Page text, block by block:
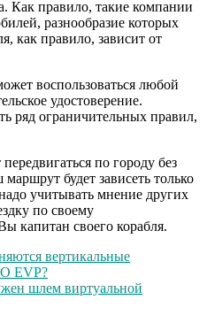
Как правило, такие компании
разнообразие которых
как правило, зависит от
воспользоваться любой
удостоверение.
ряд ограничительных правил,
по городу без
будет зависеть только
учитывать мнение других
по своему
капитан своего корабля.
вертикальные
EVP?
шлем виртуальной